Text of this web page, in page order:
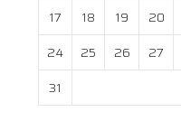
17
18 19 20
24
25 26 27
31